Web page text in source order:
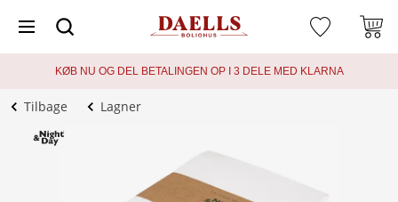
KØB NU OG DEL BETALINGEN OP I 3 DELE MED KLARNA
Tilbage Lagner